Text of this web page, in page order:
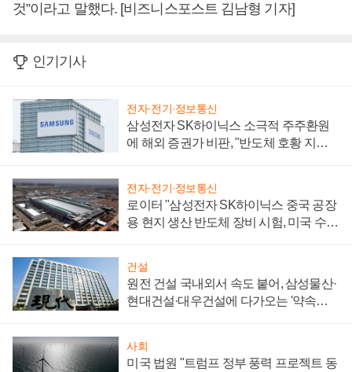
것”이라고 말했다. [비즈니스포스트 김남형 기자]
인기기사
전자·전기·정보통신
삼성전자 SK하이닉스 소극적 주주환원
에 해외 증권가 비판, "반도체 호황 지속
전자·전기·정보통신
로이터 "삼성전자 SK하이닉스 중국 공장
용 현지 생산 반도체 장비 시험, 미국 수출
건설
원전 건설 국내외서 속도 붙어, 삼성물산·
현대건설·대우건설에 다가오는 '약속의
사회
미국 법원 "트럼프 정부 풍력 프로젝트 동